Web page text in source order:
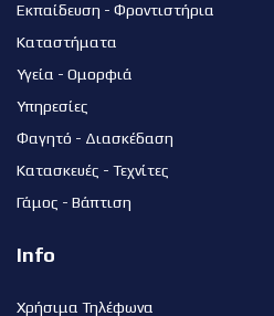
Εκπαίδευση - Φροντιστήρια
Καταστήματα
Υγεία - Ομορφιά
Υπηρεσίες
Φαγητό - Διασκέδαση
Κατασκευές - Τεχνίτες
Γάμος - Βάπτιση
Info
Χρήσιμα Τηλέφωνα